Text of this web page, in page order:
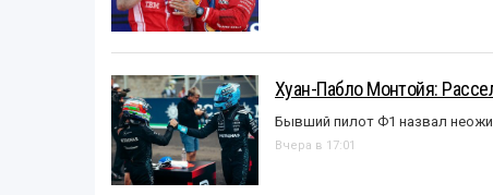
Хуан-Пабло Монтойя:
Бывший пилот Ф1 назвал
Вчера в 17:01